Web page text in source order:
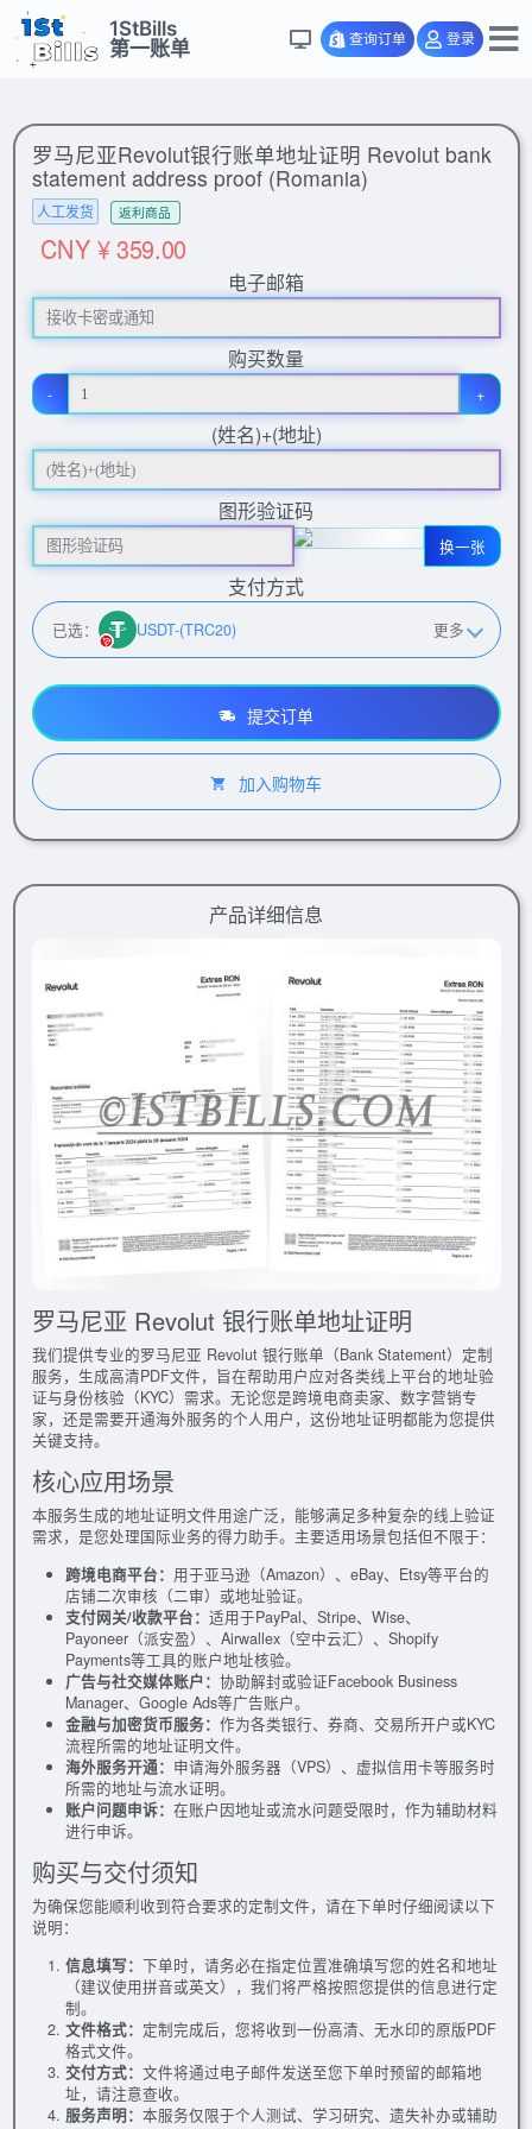
1StBills
第一账单
查询订单 登录
罗马尼亚Revolut银行账单地址证明 Revolut bank
statement address proof (Romania)
人工发货 返利商品
CNY ¥ 359.00
电子邮箱
购买数量
- +
(姓名)+(地址)
图形验证码
换一张
支付方式
已选： USDT-(TRC20) 更多
提交订单
加入购物车
产品详细信息
罗马尼亚 Revolut 银行账单地址证明
我们提供专业的罗马尼亚 Revolut 银行账单（Bank Statement）定制
服务，生成高清PDF文件，旨在帮助用户应对各类线上平台的地址验
证与身份核验（KYC）需求。无论您是跨境电商卖家、数字营销专
家，还是需要开通海外服务的个人用户，这份地址证明都能为您提供
关键支持。
核心应用场景
本服务生成的地址证明文件用途广泛，能够满足多种复杂的线上验证
需求，是您处理国际业务的得力助手。主要适用场景包括但不限于：
跨境电商平台： 用于亚马逊（Amazon）、eBay、Etsy等平台的
店铺二次审核（二审）或地址验证。
支付网关/收款平台： 适用于PayPal、Stripe、Wise、
Payoneer（派安盈）、Airwallex（空中云汇）、Shopify
Payments等工具的账户地址核验。
广告与社交媒体账户： 协助解封或验证Facebook Business
Manager、Google Ads等广告账户。
金融与加密货币服务： 作为各类银行、券商、交易所开户或KYC
流程所需的地址证明文件。
海外服务开通： 申请海外服务器（VPS）、虚拟信用卡等服务时
所需的地址与流水证明。
账户问题申诉： 在账户因地址或流水问题受限时，作为辅助材料
进行申诉。
购买与交付须知
为确保您能顺利收到符合要求的定制文件，请在下单时仔细阅读以下
说明：
信息填写： 下单时，请务必在指定位置准确填写您的姓名和地址
（建议使用拼音或英文），我们将严格按照您提供的信息进行定
制。
文件格式： 定制完成后，您将收到一份高清、无水印的原版PDF
格式文件。
交付方式： 文件将通过电子邮件发送至您下单时预留的邮箱地
址，请注意查收。
服务声明： 本服务仅限于个人测试、学习研究、遗失补办或辅助